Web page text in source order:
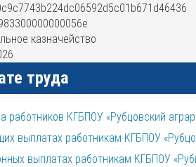
казначейство
труда
работников КГБПОУ «Рубцовский
выплатах работникам КГБПОУ
выплатах работникам КГБПОУ